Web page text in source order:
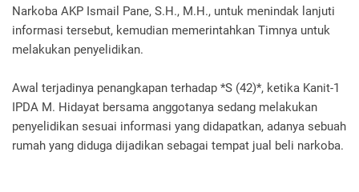
Narkoba AKP Ismail Pane, S.H., M.H., untuk menindak lanjuti
informasi tersebut, kemudian memerintahkan Timnya untuk
melakukan penyelidikan.
‎Awal terjadinya penangkapan terhadap *S (42)*, ketika Kanit-1
IPDA M. Hidayat bersama anggotanya sedang melakukan
penyelidikan sesuai informasi yang didapatkan, adanya sebuah
rumah yang diduga dijadikan sebagai tempat jual beli narkoba.